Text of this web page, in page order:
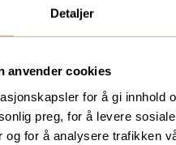
Detaljer
anvender cookies
for å gi innhold
preg, for å levere sosiale
og for å analysere trafikken
VÅRE PRODUKTER?
av våre medarbeidere, eller